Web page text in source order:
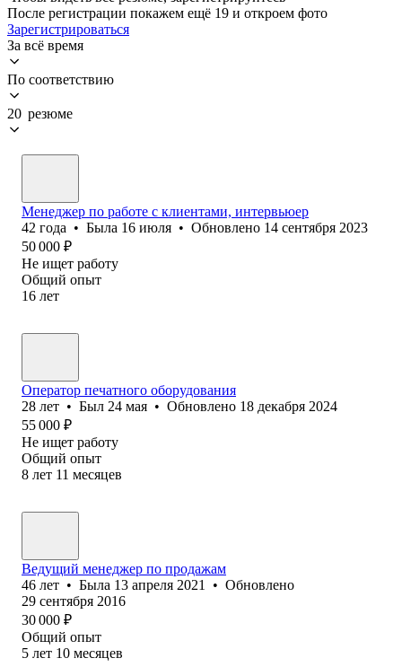
После регистрации покажем ещё 19 и откроем фото
Зарегистрироваться
За всё время
По соответствию
20 резюме
Менеджер по работе с клиентами, интервьюер
42 года • Была 16 июля • Обновлено 14 сентября 2023
50 000 ₽
Не ищет работу
Общий опыт
16 лет
Оператор печатного оборудования
28 лет • Был 24 мая • Обновлено 18 декабря 2024
55 000 ₽
Не ищет работу
Общий опыт
8 лет 11 месяцев
Ведущий менеджер по продажам
46 лет • Была 13 апреля 2021 • Обновлено
29 сентября 2016
30 000 ₽
Общий опыт
5 лет 10 месяцев